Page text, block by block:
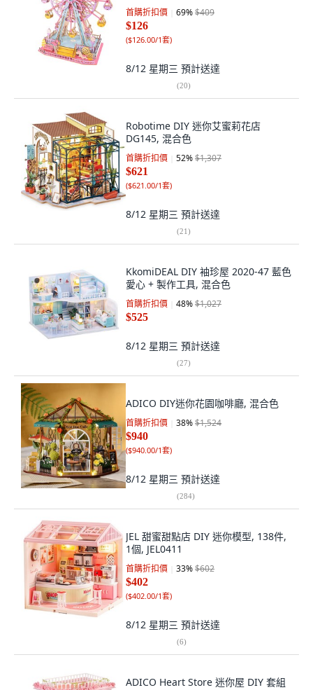
首購折扣價 69%$409
$126
($126.00/1套)
8/12 星期三 預計送達
(20)
Robotime DIY 迷你艾蜜莉花店
DG145, 混合色
首購折扣價 52%$1,307
$621
($621.00/1套)
8/12 星期三 預計送達
(21)
KkomiDEAL DIY 袖珍屋 2020-47 藍色
愛心 + 製作工具, 混合色
首購折扣價 48%$1,027
$525
8/12 星期三 預計送達
(27)
ADICO DIY迷你花園咖啡廳, 混合色
首購折扣價 38%$1,524
$940
($940.00/1套)
8/12 星期三 預計送達
(284)
JEL 甜蜜甜點店 DIY 迷你模型, 138件,
1個, JEL0411
首購折扣價 33%$602
$402
($402.00/1套)
8/12 星期三 預計送達
(6)
ADICO Heart Store 迷你屋 DIY 套組